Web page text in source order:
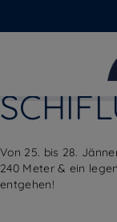
Von 25. bis 28.
240 Meter & ein
entgehen!